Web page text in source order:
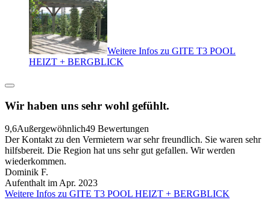
Weitere Infos zu GITE T3 POOL
HEIZT + BERGBLICK
Wir haben uns sehr wohl gefühlt.
9,6Außergewöhnlich49 Bewertungen
Der Kontakt zu den Vermietern war sehr freundlich. Sie waren sehr
hilfsbereit. Die Region hat uns sehr gut gefallen. Wir werden
wiederkommen.
Dominik F.
Aufenthalt im Apr. 2023
Weitere Infos zu GITE T3 POOL HEIZT + BERGBLICK